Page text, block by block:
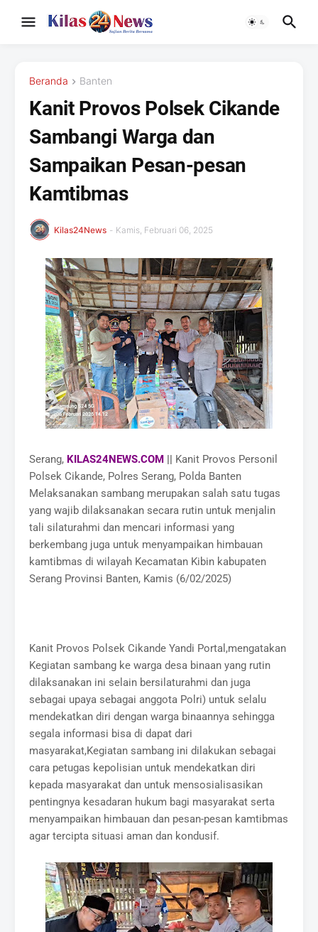
Beranda Banten
Kanit Provos Polsek Cikande
Sambangi Warga dan
Sampaikan Pesan-pesan
Kamtibmas
Kilas24News - Kamis, Februari 06, 2025
Serang, KILAS24NEWS.COM || Kanit Provos Personil
Polsek Cikande, Polres Serang, Polda Banten
Melaksanakan sambang merupakan salah satu tugas
yang wajib dilaksanakan secara rutin untuk menjalin
tali silaturahmi dan mencari informasi yang
berkembang juga untuk menyampaikan himbauan
kamtibmas di wilayah Kecamatan Kibin kabupaten
Serang Provinsi Banten, Kamis (6/02/2025)
Kanit Provos Polsek Cikande Yandi Portal,mengatakan
Kegiatan sambang ke warga desa binaan yang rutin
dilaksanakan ini selain bersilaturahmi dan juga
sebagai upaya sebagai anggota Polri) untuk selalu
mendekatkan diri dengan warga binaannya sehingga
segala informasi bisa di dapat dari
masyarakat,Kegiatan sambang ini dilakukan sebagai
cara petugas kepolisian untuk mendekatkan diri
kepada masyarakat dan untuk mensosialisasikan
pentingnya kesadaran hukum bagi masyarakat serta
menyampaikan himbauan dan pesan-pesan kamtibmas
agar tercipta situasi aman dan kondusif.